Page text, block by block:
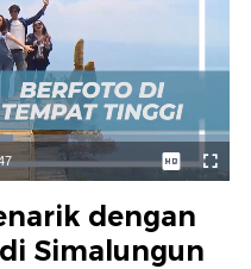
dengan
Simalungun